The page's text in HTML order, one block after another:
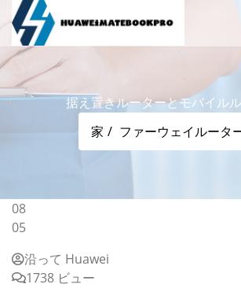
据え置きルーターとモバイル
家 ファーウェイルータ
08
05
沿って Huawei
1738 ビュー